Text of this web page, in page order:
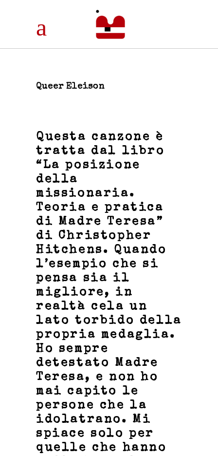
Queer Eleison
Questa canzone è
tratta dal libro
“La posizione
della
missionaria.
Teoria e pratica
di Madre Teresa”
di Christopher
Hitchens. Quando
l’esempio che si
pensa sia il
migliore, in
realtà cela un
lato torbido della
propria medaglia.
Ho sempre
detestato Madre
Teresa, e non ho
mai capito le
persone che la
idolatrano. Mi
spiace solo per
quelle che hanno